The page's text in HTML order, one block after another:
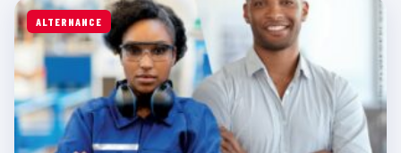
ALTERNANCE